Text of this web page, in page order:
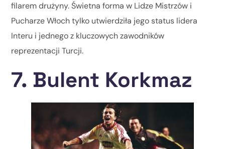
filarem drużyny. Świetna forma w Lidze Mistrzów i
Pucharze Włoch tylko utwierdziła jego status lidera
Interu i jednego z kluczowych zawodników
reprezentacji Turcji.
7. Bulent Korkmaz